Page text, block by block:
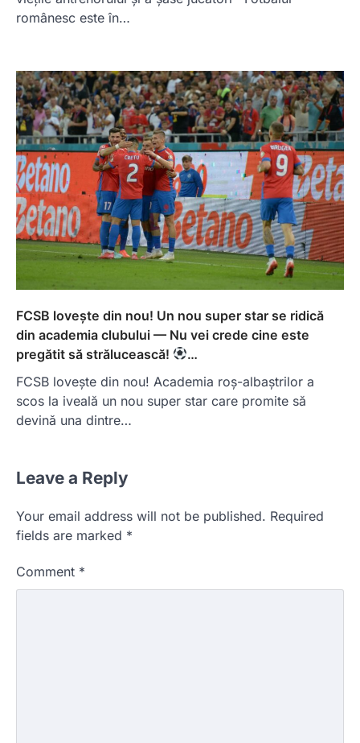
românesc este în…
FCSB lovește din nou! Un nou super star se ridică
din academia clubului — Nu vei crede cine este
pregătit să strălucească!
…
FCSB lovește din nou! Academia roș-albaștrilor a
scos la iveală un nou super star care promite să
devină una dintre…
Leave a Reply
Your email address will not be published. Required
fields are marked *
Comment *